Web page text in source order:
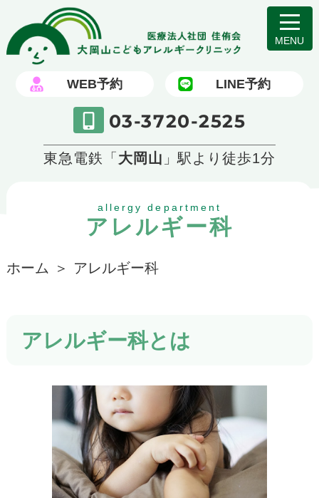
WEB予約 LINE予約
03-3720-2525
東急電鉄「大岡山 」駅より徒歩1分
allergy department
アレルギー科
ホーム アレルギー科
アレルギー科とは